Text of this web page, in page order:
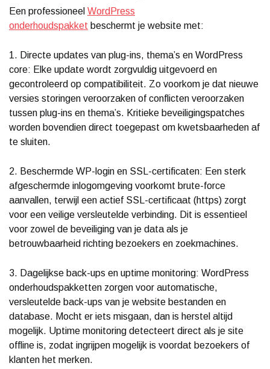
Een professioneel WordPress
onderhoudspakket beschermt je website met:
1. Directe updates van plug-ins, thema’s en WordPress
core: Elke update wordt zorgvuldig uitgevoerd en
gecontroleerd op compatibiliteit. Zo voorkom je dat nieuwe
versies storingen veroorzaken of conflicten veroorzaken
tussen plug-ins en thema’s. Kritieke beveiligingspatches
worden bovendien direct toegepast om kwetsbaarheden af
te sluiten.
2. Beschermde WP-login en SSL-certificaten: Een sterk
afgeschermde inlogomgeving voorkomt brute-force
aanvallen, terwijl een actief SSL-certificaat (https) zorgt
voor een veilige versleutelde verbinding. Dit is essentieel
voor zowel de beveiliging van je data als je
betrouwbaarheid richting bezoekers en zoekmachines.
3. Dagelijkse back-ups en uptime monitoring: WordPress
onderhoudspakketten zorgen voor automatische,
versleutelde back-ups van je website bestanden en
database. Mocht er iets misgaan, dan is herstel altijd
mogelijk. Uptime monitoring detecteert direct als je site
offline is, zodat ingrijpen mogelijk is voordat bezoekers of
klanten het merken.